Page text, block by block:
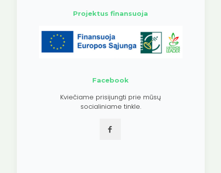
Projektus finansuoja
Facebook
Kviečiame prisijungti prie mūsų
socialiniame tinkle.